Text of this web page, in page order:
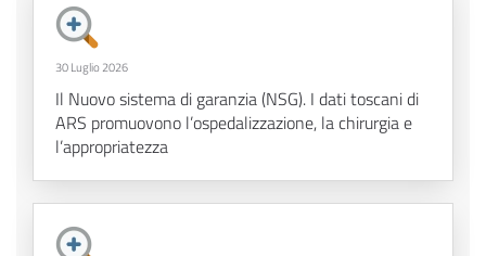
30 Luglio 2026
Il Nuovo sistema di garanzia (NSG). I dati toscani di
ARS promuovono l’ospedalizzazione, la chirurgia e
l’appropriatezza